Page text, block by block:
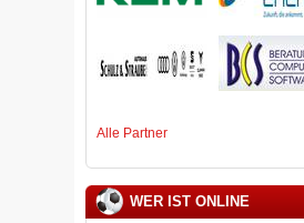
Alle Partner
WER IST ONLINE